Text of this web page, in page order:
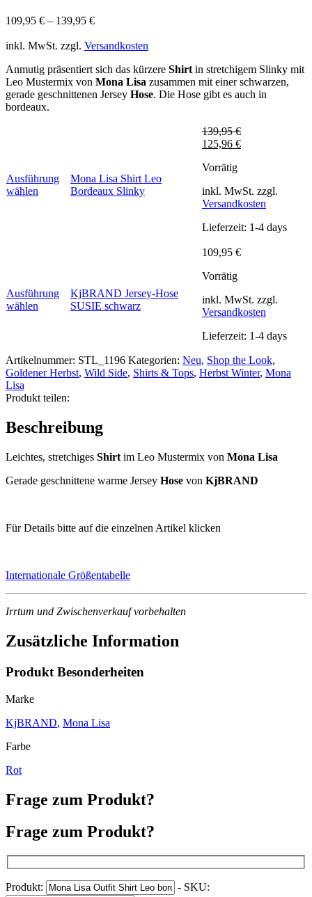
109,95 € – 139,95 €
inkl. MwSt. zzgl. Versandkosten
Anmutig präsentiert sich das kürzere Shirt in stretchigem Slinky mit
Leo Mustermix von Mona Lisa zusammen mit einer schwarzen,
gerade geschnittenen Jersey Hose. Die Hose gibt es auch in
bordeaux.
Ausführung
wählen
können
Mona Lisa Shirt Leo
Bordeaux Slinky
139,95€
125,96 €
Vorrätig
inkl. MwSt. zzgl.
Versandkosten
Lieferzeit: 1-4 days
Ausführung
wählen
Varianten
auf.
Die
Optionen
können
der
gewählt
KjBRAND Jersey-Hose
SUSIE schwarz
109,95 €
Vorrätig
inkl. MwSt. zzgl.
Versandkosten
Lieferzeit: 1-4 days
Artikelnummer: STL_1196 Kategorien: Neu, Shop the Look,
Goldener Herbst, Wild Side, Shirts & Tops, Herbst Winter, Mona
Lisa
Produkt teilen:
Beschreibung
Leichtes, stretchiges Shirt im Leo Mustermix von Mona Lisa
Gerade geschnittene warme Jersey Hose von KjBRAND
Für Details bitte auf die einzelnen Artikel klicken
Internationale Größentabelle
Irrtum und Zwischenverkauf vorbehalten
Zusätzliche Information
Produkt Besonderheiten
Marke
KjBRAND, Mona Lisa
Farbe
Rot
Frage zum Produkt?
Frage zum Produkt?
Produkt: - SKU: